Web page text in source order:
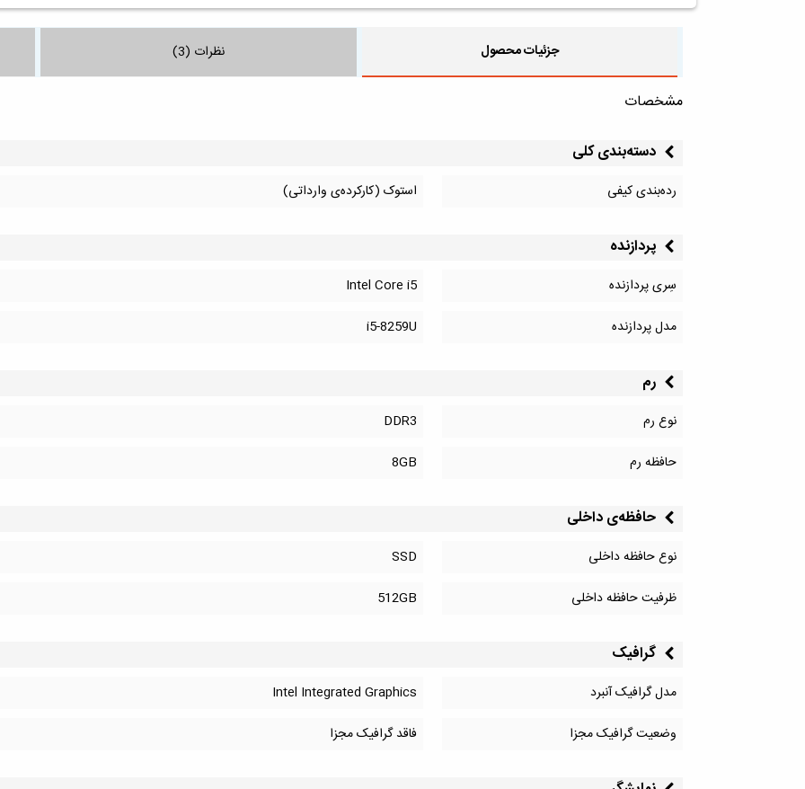
جزئیات محصول نظرات (3)
مشخصات
دسته‌بندی کلی
رده‌بندی کیفی استوک (کارکرده‌ی وارداتی)
پردازنده
سِری پردازنده
Intel Core i5
مدل پردازنده
i5-8259U
رم
نوع رم
DDR3
حافظه رم
8GB
حافظه‌‌ی داخلی
نوع حافظه داخلی
SSD
ظرفیت حافظه داخلی
512GB
گرافیک
مدل گرافیک آنبرد
Intel Integrated Graphics
وضعیت گرافیک مجزا
فاقد گرافیک مجزا